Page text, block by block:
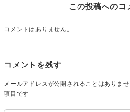
この投稿へのコ
コメントはありません。
コメントを残す
メールアドレスが公開されることはありませ
項目です